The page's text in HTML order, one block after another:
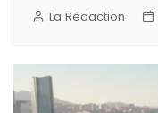
La Rédaction